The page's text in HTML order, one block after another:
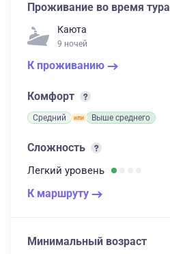
Проживание во время тура
Каюта
9 ночей
К проживанию
Комфорт
Средний Выше среднего
Сложность
Легкий уровень
К маршруту
Минимальный возраст